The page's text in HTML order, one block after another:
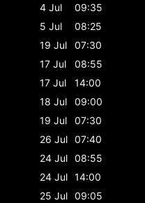
4 Jul
09:35
5 Jul
08:25
19 Jul
07:30
17 Jul
08:55
17 Jul
14:00
18 Jul
09:00
19 Jul
07:30
26 Jul 07:40
24 Jul 08:55
24 Jul 14:00
25 Jul 09:05